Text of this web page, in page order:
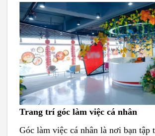
Trang trí góc làm việc cá nhân
Góc làm việc cá nhân là nơi bạn tập